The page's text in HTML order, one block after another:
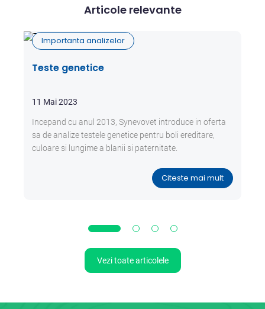
Articole relevante
Importanta analizelor
Teste genetice
11 Mai 2023
Incepand cu anul 2013, Synevovet introduce in oferta
sa de analize testele genetice pentru boli ereditare,
culoare si lungime a blanii si paternitate.
Citeste mai mult
Vezi toate articolele